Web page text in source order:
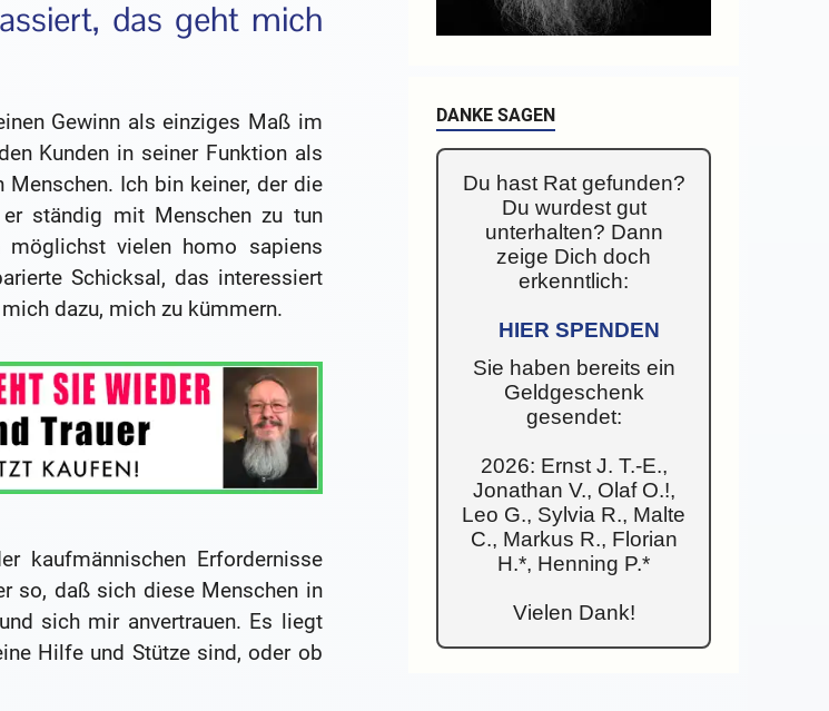
das geht mich
Gewinn als einziges Maß im
Kunden in seiner Funktion als
Ich bin keiner, der die
ständig mit Menschen zu tun
vielen homo sapiens
Schicksal, das interessiert
dazu, mich zu kümmern.
kaufmännischen Erfordernisse
so, daß sich diese Menschen in
sich mir anvertrauen. Es liegt
Hilfe und Stütze sind, oder ob
DANKE SAGEN
Du hast Rat gefunden?
Du wurdest gut
unterhalten? Dann
zeige Dich doch
erkenntlich:
HIER SPENDEN
Sie haben bereits ein
Geldgeschenk
gesendet:
2026: Ernst J. T.-E.,
Jonathan V., Olaf O.!,
Leo G., Sylvia R., Malte
C., Markus R., Florian
H.*, Henning P.*
Vielen Dank!